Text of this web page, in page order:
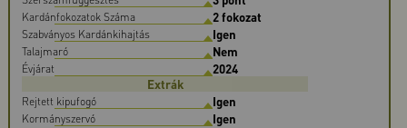
Kardánfokozatok Száma 2 fokozat
Szabványos Kardánkihajtás Igen
Talajmaró Nem
Évjárat
2024
Extrák
Rejtett kipufogó Igen
Kormányszervó Igen